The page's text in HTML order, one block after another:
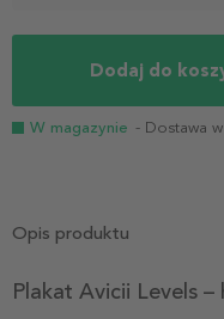
Dodaj do
W magazynie - Dostawa w
Opis produktu
Plakat Avicii Levels –